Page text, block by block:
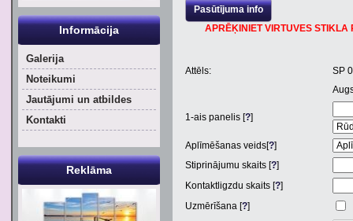
Pasūtījuma info
APRĒĶINIET VIRTUVES
Attēls:
SP
1-ais panelis [?]
Aplīmēšanas veids[?]
Stiprinājumu skaits [?]
Kontaktligzdu skaits [?]
Uzmērīšana [?]
Informācija
Galerija
Noteikumi
Jautājumi un atbildes
Kontakti
Reklāma